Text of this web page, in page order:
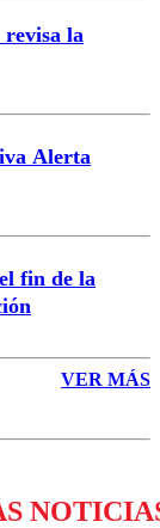
revisa la
Alerta
fin de la
VER MÁS